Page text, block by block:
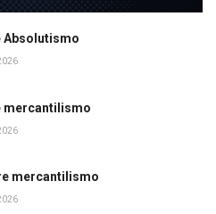
Absolutismo
mercantilismo
mercantilismo